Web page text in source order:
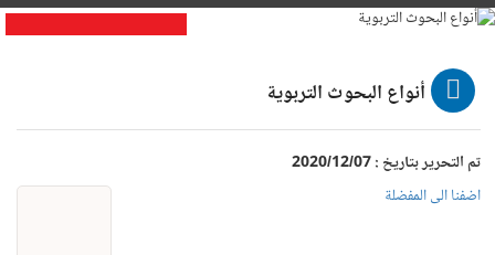
أنواع البحوث التربوية
تم التحرير بتاريخ : 2020/12/07
اضفنا الى المفضلة